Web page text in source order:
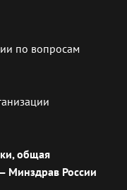
по вопросам
общая
Минздрав России